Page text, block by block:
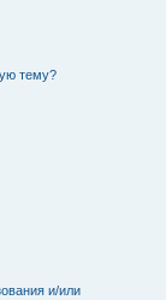
тему?
и/или